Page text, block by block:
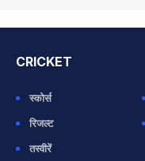
CRICKET
स्कोर्स
रिजल्ट
तस्वीरें